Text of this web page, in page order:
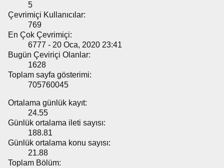
5
Çevrimiçi Kullanıcılar:
769
En Çok Çevrimiçi:
6777 - 20 Oca, 2020 23:41
Bugün Çeviriçi Olanlar:
1628
Toplam sayfa gösterimi:
705760045
Ortalama günlük kayıt:
24.55
Günlük ortalama ileti sayısı:
188.81
Günlük ortalama konu sayısı:
21.88
Toplam Bölüm: